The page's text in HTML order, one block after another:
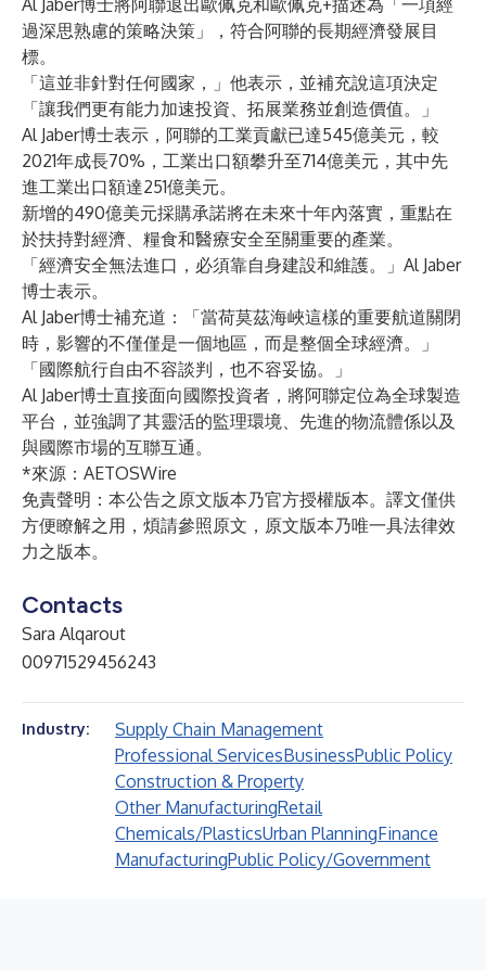
Al Jaber博士將阿聯退出歐佩克和歐佩克+描述為「一項經
過深思熟慮的策略決策」，符合阿聯的長期經濟發展目
標。
「這並非針對任何國家，」他表示，並補充說這項決定
「讓我們更有能力加速投資、拓展業務並創造價值。」
Al Jaber博士表示，阿聯的工業貢獻已達545億美元，較
2021年成長70%，工業出口額攀升至714億美元，其中先
進工業出口額達251億美元。
新增的490億美元採購承諾將在未來十年內落實，重點在
於扶持對經濟、糧食和醫療安全至關重要的產業。
「經濟安全無法進口，必須靠自身建設和維護。」Al Jaber
博士表示。
Al Jaber博士補充道：「當荷莫茲海峽這樣的重要航道關閉
時，影響的不僅僅是一個地區，而是整個全球經濟。」
「國際航行自由不容談判，也不容妥協。」
Al Jaber博士直接面向國際投資者，將阿聯定位為全球製造
平台，並強調了其靈活的監理環境、先進的物流體係以及
與國際市場的互聯互通。
*來源： AETOSWire
免責聲明：本公告之原文版本乃官方授權版本。譯文僅供
方便瞭解之用，煩請參照原文，原文版本乃唯一具法律效
力之版本。
Contacts
Sara Alqarout
00971529456243
Industry:
Supply Chain Management
Professional ServicesBusinessPublic Policy
Construction & Property
Other ManufacturingRetail
Chemicals/PlasticsUrban PlanningFinance
ManufacturingPublic Policy/Government